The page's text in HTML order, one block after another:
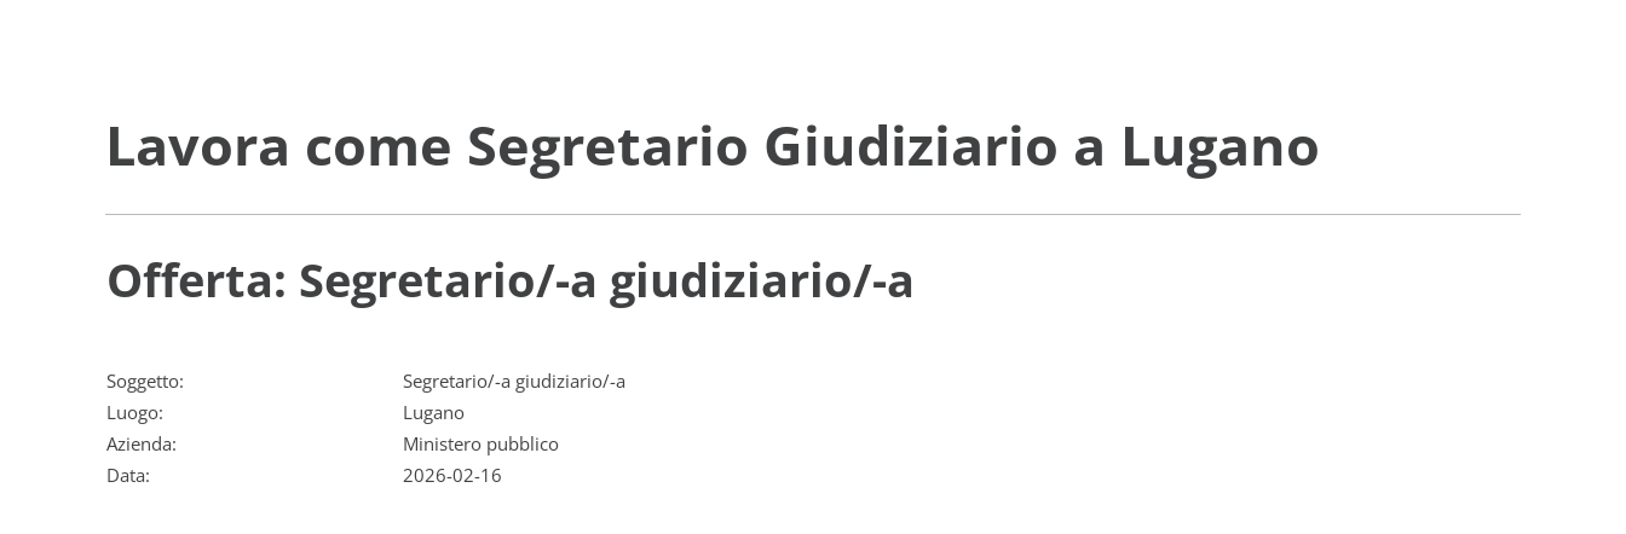
Lavora come Segretario Giudiziario a Lugano
Offerta: Segretario/-a giudiziario/-a
Soggetto:
Segretario/-a giudiziario/-a
Luogo:
Lugano
Azienda:
Ministero pubblico
Data:
2026-02-16